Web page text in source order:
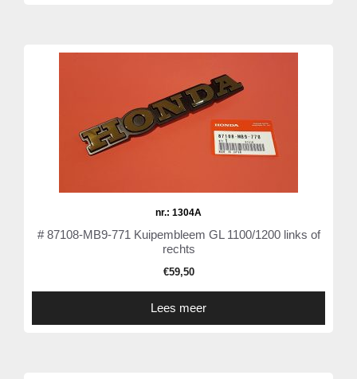
nr.: 1304A
# 87108-MB9-771 Kuipembleem GL 1100/1200 links of
rechts
€59,50
Lees meer